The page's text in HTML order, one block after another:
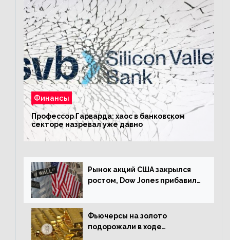
Финансы
Профессор Гарварда: хаос в банковском
секторе назревал уже давно
Рынок акций США закрылся
ростом, Dow Jones прибавил
Фьючерсы на золото
подорожали в ходе